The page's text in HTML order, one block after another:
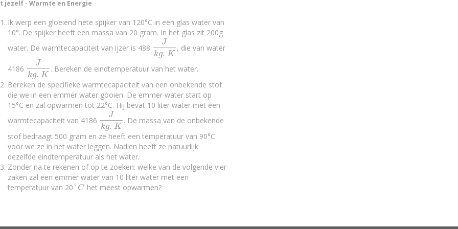
jezelf - Warmte en Energie
Ik werp een gloeiend hete spijker van 120°C in een glas water van
10°. De spijker heeft een massa van 20 gram. In het glas zit 200g
water. De warmtecapaciteit van ijzer is 488
J
kg. K
Jkg.K , die van water
4186
J
kg. K
Jkg.K
. Bereken de eindtemperatuur van het water.
Bereken de specifieke warmtecapaciteit van een onbekende stof
die we in een emmer water gooien. De emmer water start op
15°C en zal opwarmen tot 22°C. Hij bevat 10 liter water met een
warmtecapaciteit van 4186
J
kg. K
Jkg.K
. De massa van de onbekende
stof bedraagt 500 gram en ze heeft een temperatuur van 90°C
voor we ze in het water leggen. Nadien heeft ze natuurlijk
dezelfde eindtemperatuur als het water.
Zonder na te rekenen of op te zoeken: welke van de volgende vier
zaken zal een emmer water van 10 liter water met een
temperatuur van 20° C
° C het meest opwarmen?